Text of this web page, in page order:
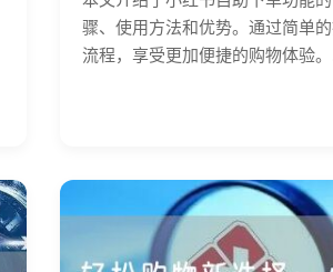
骤、使用方法和优势。通过简单
流程，享受更加便捷的购物体验